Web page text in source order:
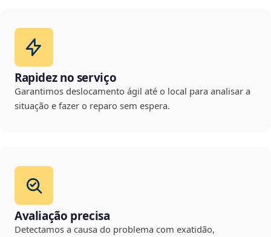
Rapidez no serviço
Garantimos deslocamento ágil até o local para analisar a
situação e fazer o reparo sem espera.
Avaliação precisa
Detectamos a causa do problema com exatidão,